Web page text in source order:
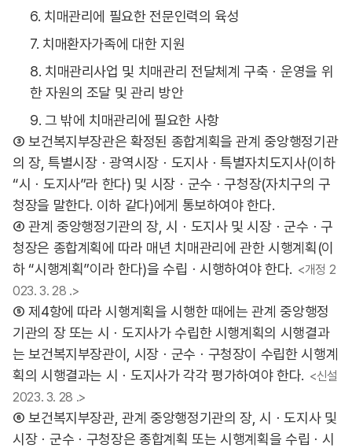
6. 치매관리에 필요한 전문인력의 육성
7. 치매환자가족에 대한 지원
8. 치매관리사업 및 치매관리 전달체계 구축ㆍ운영을 위
한 자원의 조달 및 관리 방안
9. 그 밖에 치매관리에 필요한 사항
③ 보건복지부장관은 확정된 종합계획을 관계 중앙행정기관
의 장, 특별시장ㆍ광역시장ㆍ도지사ㆍ특별자치도지사(이하
“시ㆍ도지사”라 한다) 및 시장ㆍ군수ㆍ구청장(자치구의 구
청장을 말한다. 이하 같다)에게 통보하여야 한다.
④ 관계 중앙행정기관의 장, 시ㆍ도지사 및 시장ㆍ군수ㆍ구
청장은 종합계획에 따라 매년 치매관리에 관한 시행계획(이
하 “시행계획”이라 한다)을 수립ㆍ시행하여야 한다. <개정 2
023. 3. 28 .>
⑤ 제4항에 따라 시행계획을 시행한 때에는 관계 중앙행정
기관의 장 또는 시ㆍ도지사가 수립한 시행계획의 시행결과
는 보건복지부장관이, 시장ㆍ군수ㆍ구청장이 수립한 시행계
획의 시행결과는 시ㆍ도지사가 각각 평가하여야 한다. <신설
2023. 3. 28 .>
⑥ 보건복지부장관, 관계 중앙행정기관의 장, 시ㆍ도지사 및
시장ㆍ군수ㆍ구청장은 종합계획 또는 시행계획을 수립ㆍ시